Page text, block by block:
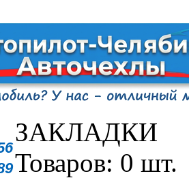
ЗАКЛАДКИ
Товаров: 0 шт.